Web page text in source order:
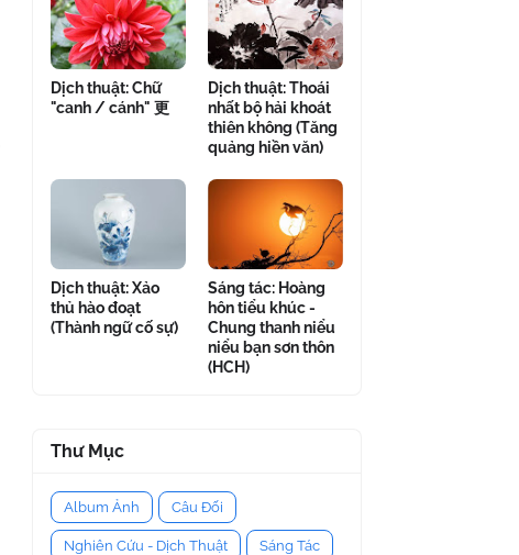
Dịch thuật: Chữ
"canh / cánh" 更
Dịch thuật: Thoái
nhất bộ hải khoát
thiên không (Tăng
quảng hiền văn)
Dịch thuật: Xảo
thủ hào đoạt
(Thành ngữ cố sự)
Sáng tác: Hoàng
hôn tiểu khúc -
Chung thanh niểu
niểu bạn sơn thôn
(HCH)
Thư Mục
Album Ảnh Câu Đối
Nghiên Cứu - Dịch Thuật Sáng Tác